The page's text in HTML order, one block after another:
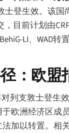
士登生效。该
，目前计划由
LI、WAD转
：欧
对列支敦士登
欧洲经济区成
加以转置。相